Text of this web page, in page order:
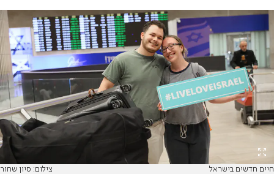
חיים חדשים בישראל צילום: סיון שחור